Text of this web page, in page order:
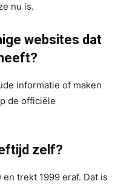
nu is.
websites dat
informatie of maken
de officiële
zelf?
trekt 1999 eraf. Dat is